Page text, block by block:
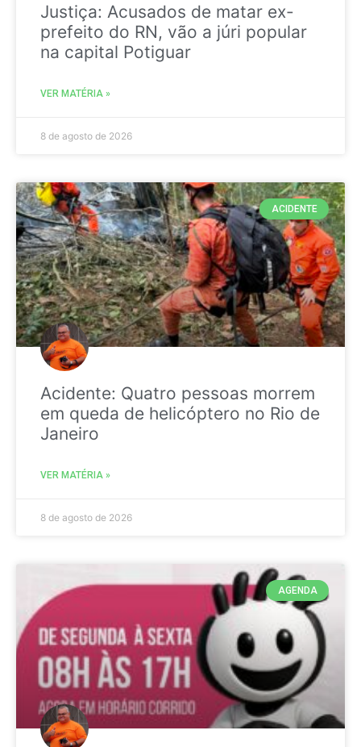
Justiça: Acusados de matar ex-
prefeito do RN, vão a júri popular
na capital Potiguar
VER MATÉRIA »
8 de agosto de 2026
ACIDENTE
Acidente: Quatro pessoas morrem
em queda de helicóptero no Rio de
Janeiro
VER MATÉRIA »
8 de agosto de 2026
AGENDA